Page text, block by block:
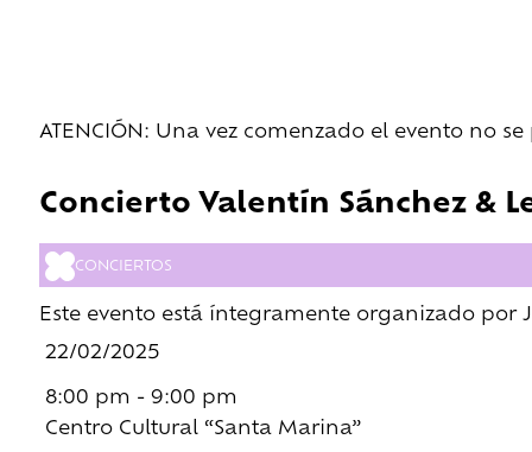
ATENCIÓN: Una vez comenzado el evento no
Concierto Valentín Sánchez &
CONCIERTOS
Este evento está íntegramente organizado por
22/02/2025
8:00 pm - 9:00 pm
Centro Cultural “Santa Marina”